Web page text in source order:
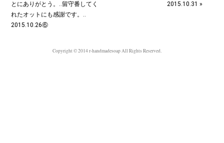
とにありがとう。‥留守番してく
れたオットにも感謝です。‥
2015.10.26⑥
2015.10.31 »
Copyright © 2014 r-handmadesoap All Rights Reserved.